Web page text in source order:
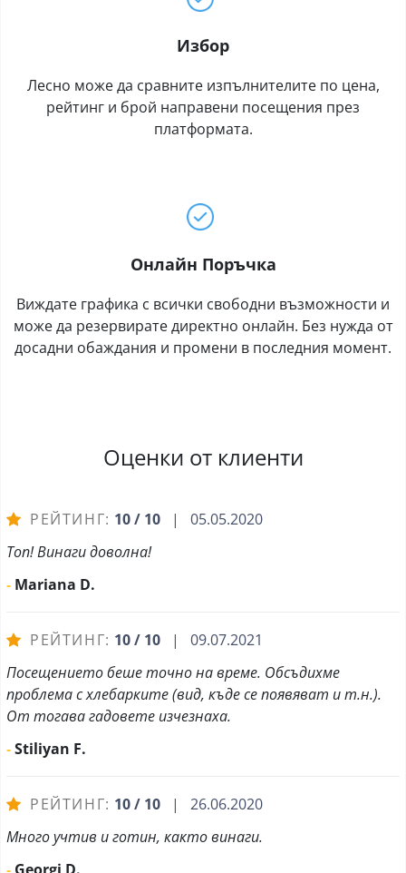
Избор
Лесно може да сравните изпълнителите по цена,
рейтинг и брой направени посещения през
платформата.
Онлайн Поръчка
Виждате графика с всички свободни възможности и
може да резервирате директно онлайн. Без нужда от
досадни обаждания и промени в последния момент.
Оценки от клиенти
РЕЙТИНГ: 10 / 10| 05.05.2020
Топ! Винаги доволна!
- Mariana D.
РЕЙТИНГ: 10 / 10| 09.07.2021
Посещението беше точно на време. Обсъдихме
проблема с хлебарките (вид, къде се появяват и т.н.).
От тогава гадовете изчезнаха.
-Stiliyan F.
РЕЙТИНГ: 10 / 10| 26.06.2020
Много учтив и готин, както винаги.